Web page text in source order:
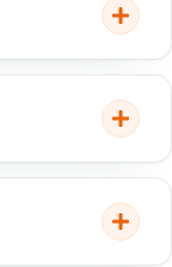
ou un faux-
des bouches
de pièces,